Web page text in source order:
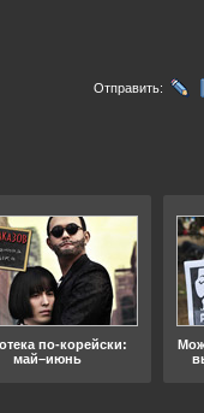
Отправить:
по-корейски:
май–июнь